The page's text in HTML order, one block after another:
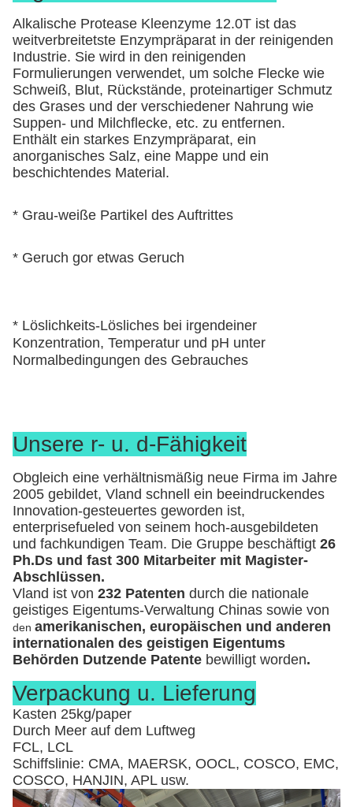
Alkalische Protease Kleenzyme 12.0T ist das
weitverbreitetste Enzympräparat in der reinigenden
Industrie. Sie wird in den reinigenden
Formulierungen verwendet, um solche Flecke wie
Schweiß, Blut, Rückstände, proteinartiger Schmutz
des Grases und der verschiedener Nahrung wie
Suppen- und Milchflecke, etc. zu entfernen.
Enthält ein starkes Enzympräparat, ein
anorganisches Salz, eine Mappe und ein
beschichtendes Material.
* Grau-weiße Partikel des Auftrittes
* Geruch gor etwas Geruch
* Löslichkeits-Lösliches bei irgendeiner
Konzentration, Temperatur und pH unter
Normalbedingungen des Gebrauches
Unsere r- u. d-Fähigkeit
Obgleich eine verhältnismäßig neue Firma im Jahre
2005 gebildet, Vland schnell ein beeindruckendes
Innovation-gesteuertes geworden ist,
enterprisefueled von seinem hoch-ausgebildeten
und fachkundigen Team. Die Gruppe beschäftigt 26
Ph.Ds und fast 300 Mitarbeiter mit Magister-
Abschlüssen.
Vland ist von 232 Patenten durch die nationale
geistiges Eigentums-Verwaltung Chinas sowie von
den amerikanischen, europäischen und anderen
internationalen des geistigen Eigentums
Behörden Dutzende Patente bewilligt worden.
Verpackung u. Lieferung
Kasten 25kg/paper
Durch Meer auf dem Luftweg
FCL, LCL
Schiffslinie: CMA, MAERSK, OOCL, COSCO, EMC,
COSCO, HANJIN, APL usw.